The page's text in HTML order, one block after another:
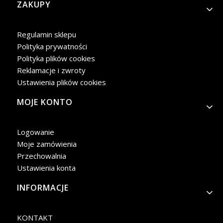
Linki w stopce
ZAKUPY
Regulamin sklepu
Polityka prywatności
Polityka plików cookies
Reklamacje i zwroty
Ustawienia plików cookies
MOJE KONTO
Logowanie
Moje zamówienia
Przechowalnia
Ustawienia konta
INFORMACJE
KONTAKT